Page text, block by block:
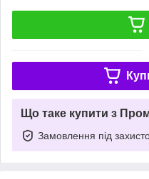
Що таке купити з
Замовлення під